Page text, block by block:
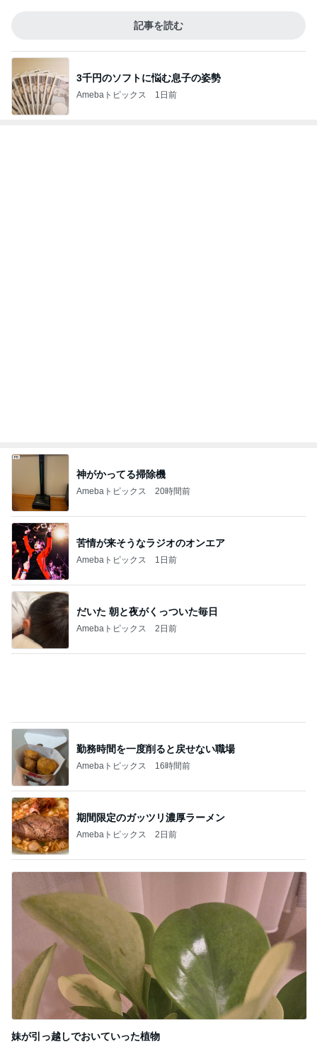
記事を読む
3千円のソフトに悩む息子の姿勢
Amebaトピックス 1日前
神がかってる掃除機
Amebaトピックス 20時間前
苦情が来そうなラジオのオンエア
Amebaトピックス 1日前
だいた 朝と夜がくっついた毎日
Amebaトピックス 2日前
勤務時間を一度削ると戻せない職場
Amebaトピックス 16時間前
期間限定のガッツリ濃厚ラーメン
Amebaトピックス 2日前
妹が引っ越しでおいていった植物